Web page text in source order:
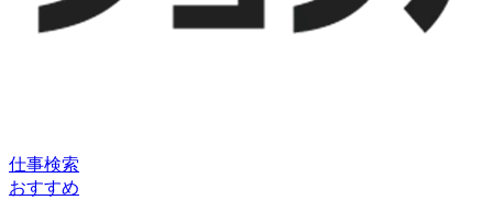
仕事検索
おすすめ